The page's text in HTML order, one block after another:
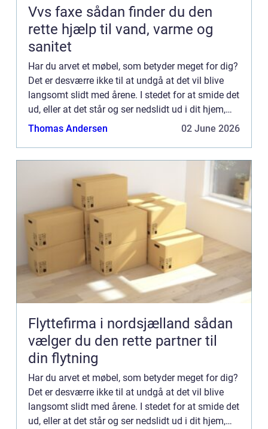
Vvs faxe sådan finder du den
rette hjælp til vand, varme og
sanitet
Har du arvet et møbel, som betyder meget for dig?
Det er desværre ikke til at undgå at det vil blive
langsomt slidt med årene. I stedet for at smide det
ud, eller at det står og ser nedslidt ud i dit hjem,
kan du genopfriske det med en ombetrækning. ...
Thomas Andersen 02 June 2026
Flyttefirma i nordsjælland sådan
vælger du den rette partner til
din flytning
Har du arvet et møbel, som betyder meget for dig?
Det er desværre ikke til at undgå at det vil blive
langsomt slidt med årene. I stedet for at smide det
ud, eller at det står og ser nedslidt ud i dit hjem,